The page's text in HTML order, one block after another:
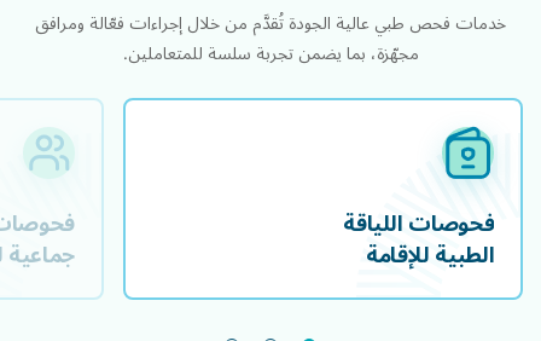
خدمات فحص طبي عالية الجودة تُقدَّم من خلال إجراءات فعّالة ومرافق
مجهّزة، بما يضمن تجربة سلسة للمتعاملين.
فحوصات اللياقة
الطبية للإقامة